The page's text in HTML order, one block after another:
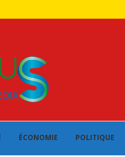
ÉCONOMIE POLITIQUE